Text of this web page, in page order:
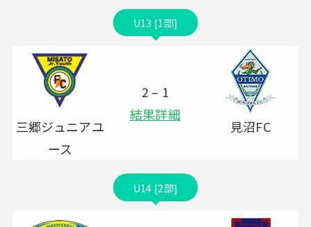
U13 [1部]
三郷ジュニアユ
ース
2 – 1
結果詳細
見沼FC
U14 [2部]